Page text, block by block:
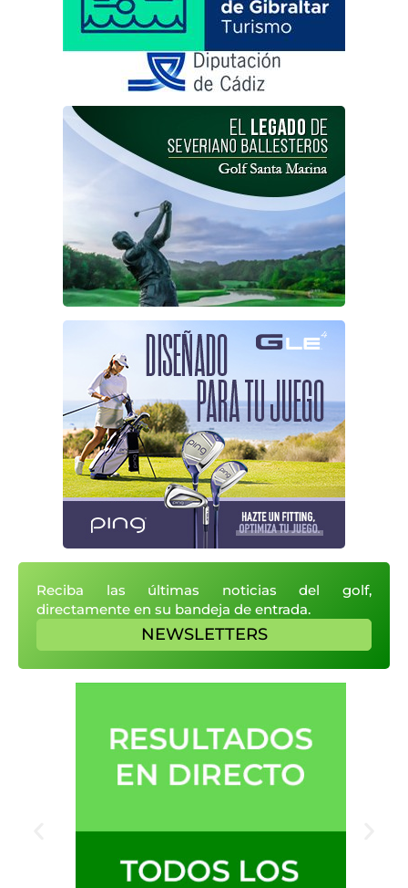
Reciba las últimas noticias del golf,
directamente en su bandeja de entrada.
NEWSLETTERS